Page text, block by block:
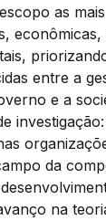
as
econômicas,
entre a
e a
da
na